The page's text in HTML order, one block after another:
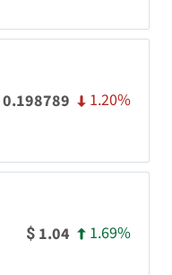
0.198789 1.20%
$ 1.04 1.69%